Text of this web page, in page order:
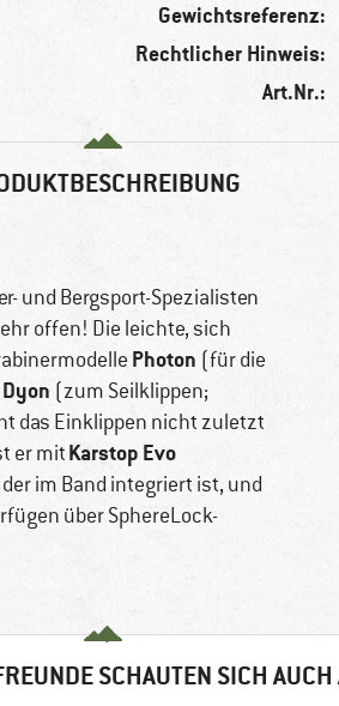
Gewichtsreferenz:
Rechtlicher Hinweis:
Art.Nr.:
und Bergsport-Spezialisten
offen! Die leichte, sich
Photon (für die
Dyon (zum Seilklippen;
das Einklippen nicht zuletzt
er mitKarstop Evo
im Band integriert ist, und
über SphereLock-
SCHAUTEN SICH AUCH